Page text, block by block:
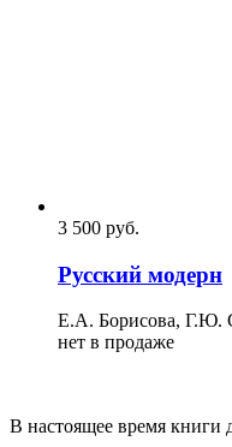
3 500 pуб.
Русский модерн
Е.А. Борисова, Г.Ю.
нет в продаже
В настоящее время книги